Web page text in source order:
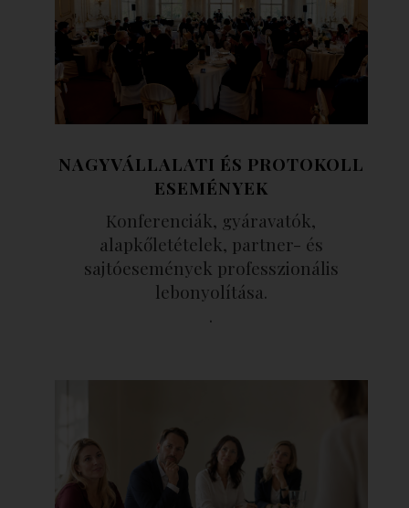
NAGYVÁLLALATI ÉS PROTOKOLL
ESEMÉNYEK
Konferenciák, gyáravatók,
alapkőletételek, partner- és
sajtóesemények professzionális
lebonyolítása.
.